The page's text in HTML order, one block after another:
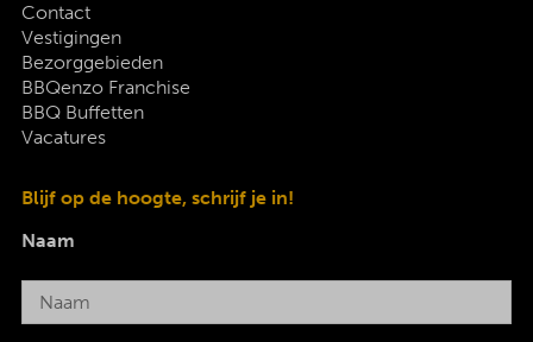
Contact
Vestigingen
Bezorggebieden
BBQenzo Franchise
BBQ Buffetten
Vacatures
Blijf op de hoogte, schrijf je in!
Naam